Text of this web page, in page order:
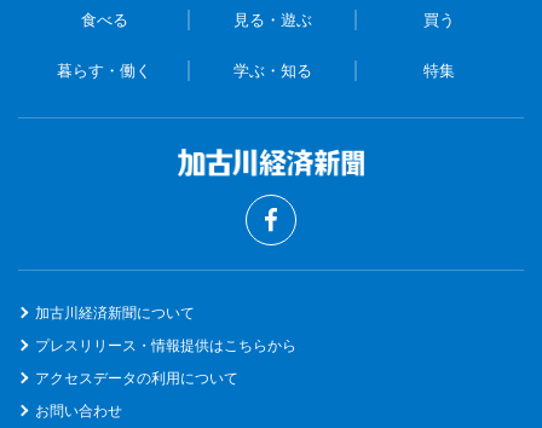
食べる 見る・遊ぶ 買う
暮らす・働く 学ぶ・知る 特集
加古川経済新聞について
プレスリリース・情報提供はこちらから
アクセスデータの利用について
お問い合わせ